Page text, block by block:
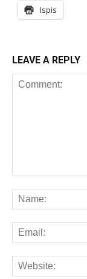
Ispis
LEAVE A REPLY